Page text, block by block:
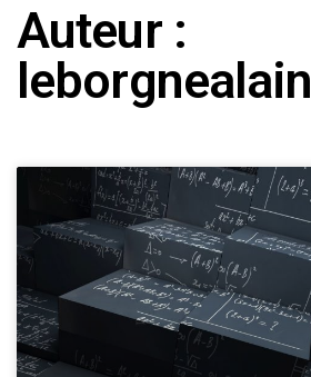
Auteur :
leborgnealain